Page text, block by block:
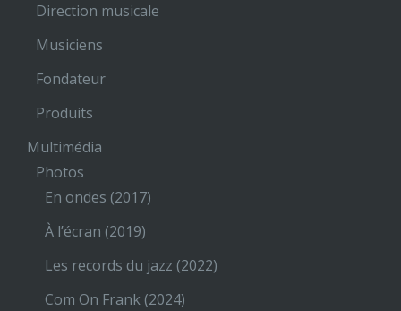
Direction musicale
Musiciens
Fondateur
Produits
Multimédia
Photos
En ondes (2017)
À l’écran (2019)
Les records du jazz (2022)
Com On Frank (2024)